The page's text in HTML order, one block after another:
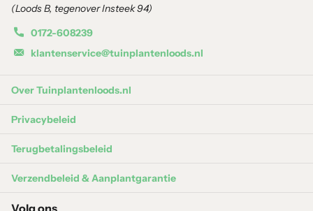
Als u verse Pokon Bio Potgrond en Siergrassen & Bamboe
verwachtingen en de behoeften van uw planten.
(Loods B, tegenover Insteek 94)
0172-608239
klantenservice@tuinplantenloods.nl
Over Tuinplantenloods.nl
Privacybeleid
Terugbetalingsbeleid
Verzendbeleid & Aanplantgarantie
Volg ons